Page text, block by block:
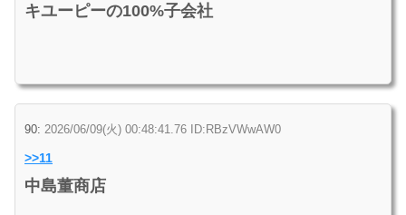
キユーピーの100%子会社
90: 2026/06/09(火) 00:48:41.76 ID:RBzVWwAW0
>>11
中島董商店